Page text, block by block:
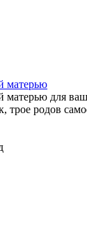
матерью
матерью для
трое родов